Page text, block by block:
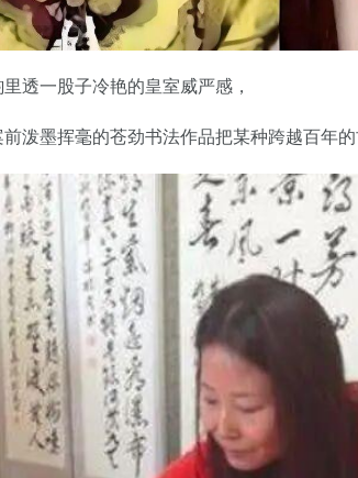
透一股子冷艳的皇室威严感，
泼墨挥毫的苍劲书法作品把某种跨越百年